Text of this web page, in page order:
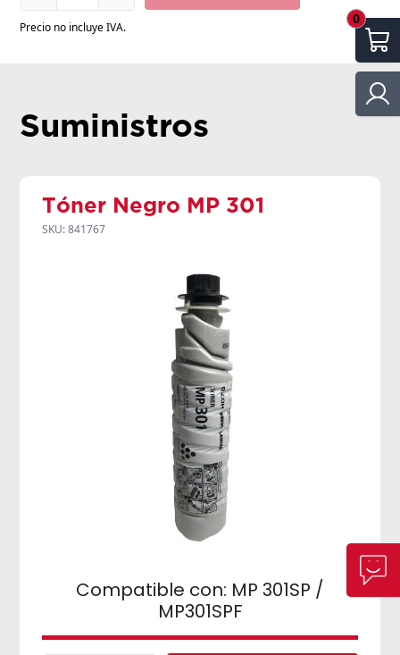
0
Precio no incluye IVA.
Suministros
Tóner Negro MP 301
SKU: 841767
Compatible con: MP 301SP /
MP301SPF